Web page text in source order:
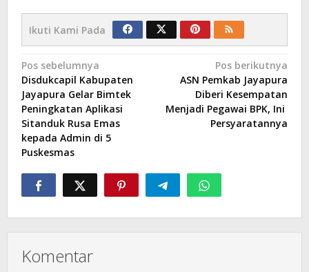
Ikuti Kami Pada
Navigasi
pos
Pos sebelumnya
Disdukcapil Kabupaten
Jayapura Gelar Bimtek
Peningkatan Aplikasi
Sitanduk Rusa Emas
kepada Admin di 5
Puskesmas
Pos berikutnya
ASN Pemkab Jayapura
Diberi Kesempatan
Menjadi Pegawai BPK, Ini
Persyaratannya
Komentar